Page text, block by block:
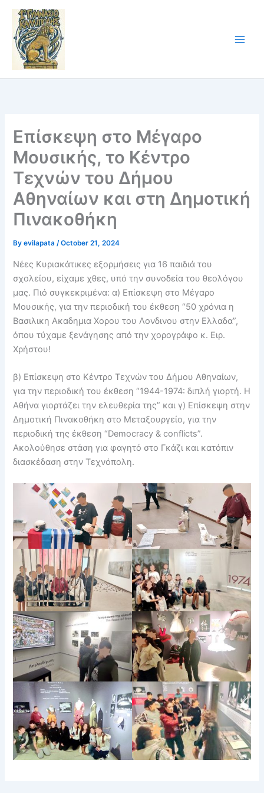
Skip
content
Επίσκεψη στο Μέγαρο
Μουσικής, το Κέντρο
Τεχνών του Δήμου
Αθηναίων και στη Δημοτική
Πινακοθήκη
Byevilapata/October 21, 2024
Νέες Κυριακάτικες εξορμήσεις για 16 παιδιά του
σχολείου, είχαμε χθες, υπό την συνοδεία του θεολόγου
μας. Πιό συγκεκριμένα: α) Επίσκεψη στο Μέγαρο
Μουσικής, για την περιοδική του έκθεση “50 χρόνια η
Βασιλικη Ακαδημια Χορου του Λονδινου στην Ελλαδα”,
όπου τύχαμε ξενάγησης από την χορογράφο κ. Ειρ.
Χρήστου!
β) Επίσκεψη στο Κέντρο Τεχνών του Δήμου Αθηναίων,
για την περιοδική του έκθεση “1944-1974: διπλή γιορτή. Η
Αθήνα γιορτάζει την ελευθερία της” και γ) Επίσκεψη στην
Δημοτική Πινακοθήκη στο Μεταξουργείο, για την
περιοδική της έκθεση “Democracy & conflicts”.
Ακολούθησε στάση για φαγητό στο Γκάζι και κατόπιν
διασκέδαση στην Τεχνόπολη.